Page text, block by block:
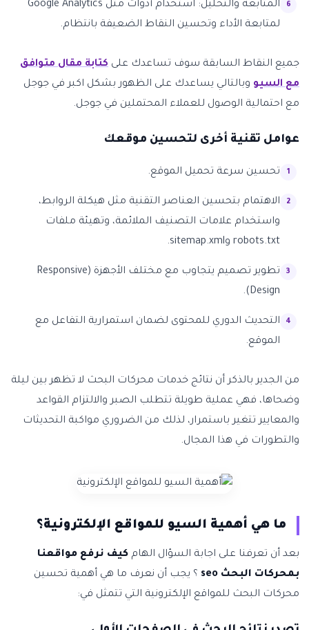
المتابعة والتحليل: استخدام أدوات مثل Google Analytics
لمتابعة الأداء وتحسين النقاط الضعيفة بانتظام.
جميع النقاط السابقة سوف تساعدك على كتابة مقال متوافق
مع السيو وبالتالي يساعدك على الظهور بشكل اكبر في جوجل
مع احتمالية الوصول للعملاء المحتملين في جوجل.
عوامل تقنية أخرى لتحسين موقعك
تحسين سرعة تحميل الموقع.
الاهتمام بتحسين العناصر التقنية مثل هيكلة الروابط،
واستخدام علامات التصنيف الملائمة، وتهيئة ملفات
robots.txt وsitemap.xml.
تطوير تصميم يتجاوب مع مختلف الأجهزة (Responsive
Design).
التحديث الدوري للمحتوى لضمان استمرارية التفاعل مع
الموقع.
من الجدير بالذكر أن نتائج خدمات محركات البحث لا تظهر بين ليلة
وضحاها، فهي عملية طويلة تتطلب الصبر والالتزام القواعد
والمعايير تتغير باستمرار، لذلك من الضروري مواكبة التحديثات
والتطورات في هذا المجال.
ما هي أهمية السيو للمواقع الإلكترونية؟
بعد أن تعرفنا على اجابة السؤال الهام كيف نرفع مواقعنا
بمحركات البحث seo
؟ يجب أن نعرف ما هي أهمية تحسين
محركات البحث للمواقع الإلكترونية التي تتمثل في: